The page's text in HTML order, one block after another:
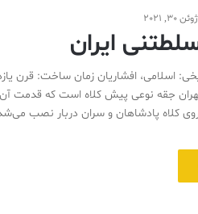
ژوئن 30, 2021
ایران
تاریخی: اسلامی، افشاریان زمان ساخت:
جقه نوعی پیش کلاه است که قدمت
کلاه پادشاهان و سران دربار نصب